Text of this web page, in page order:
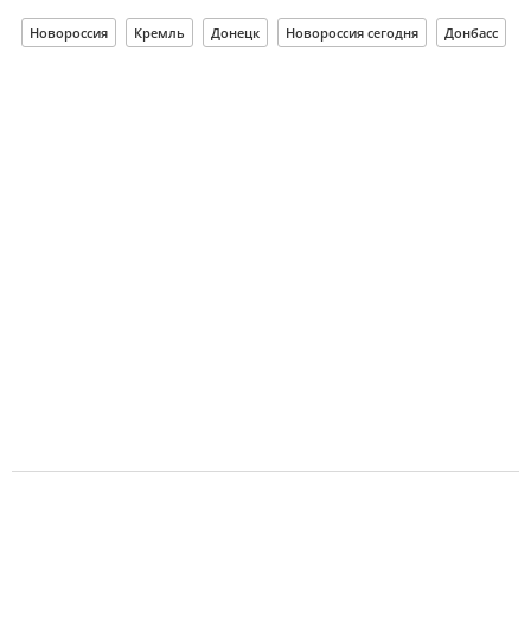
Новороссия Кремль Донецк Новороссия сегодня Донбасс